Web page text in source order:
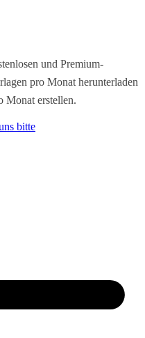
und Premium-
pro Monat herunterladen
Monat erstellen.
bitte